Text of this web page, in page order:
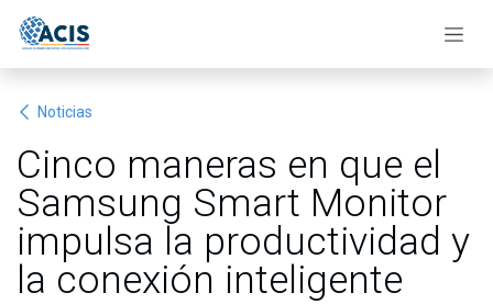
Noticias
Cinco maneras en que el
Samsung Smart Monitor
impulsa la productividad y
la conexión inteligente